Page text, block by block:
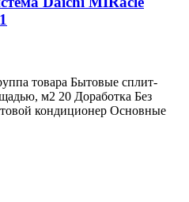
товара Бытовые сплит-
м2 20 Доработка Без
кондиционер Основные